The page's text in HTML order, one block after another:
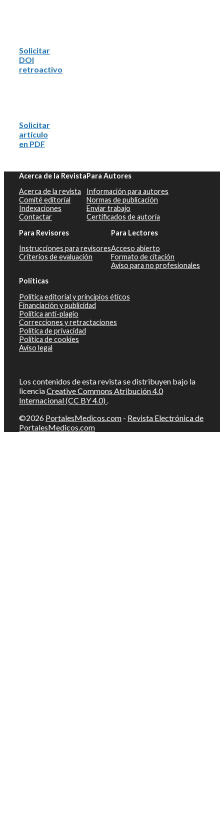
Solicitar
DOI
retroactivo
Solicitar
artículo
en PDF
Acerca de la Revista
Acerca de la revista
Comité editorial
Indexaciones
Contactar
Para Autores
Información para autores
Normas de publicación
Enviar trabajo
Certificados de autoría
Para Revisores
Instrucciones para revisores
Criterios de evaluación
Para Lectores
Acceso abierto
Formato de citación
Aviso para no profesionales
Políticas
Política editorial y principios éticos
Financiación y publicidad
Política anti-plagio
Correcciones y retractaciones
Política de privacidad
Política de cookies
Aviso legal
Los contenidos de esta revista se distribuyen bajo la
licenciaCreative Commons Atribución 4.0
Internacional (CC BY 4.0) .
©2026 PortalesMedicos.com - Revista Electrónica de
PortalesMedicos.com